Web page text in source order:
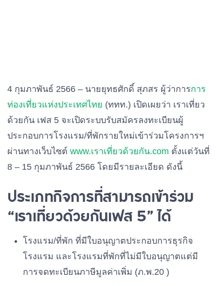
4 กุมภาพันธ์ 2566 – นายยุทธศักดิ์ สุภสร ผู้ว่าการการ
ท่องเที่ยวแห่งประเทศไทย (ททท.) เปิดเผยว่า เราเที่ยว
ด้วยกัน เฟส 5 จะเปิดระบบรับสมัครลงทะเบียนผู้
ประกอบการโรงแรม/ที่พักรายใหม่เข้าร่วมโครงการฯ
ผ่านทางเว็บไซต์ www.เราเที่ยวด้วยกัน.com ตั้งแต่วันที่
8 – 15 กุมภาพันธ์ 2566 โดยมีรายละเอียด ดังนี้
ประเภทกิจการที่สามารถเข้าร่วม
“เราเที่ยวด้วยกันเฟส 5” ได้
โรงแรม/ที่พัก ที่มีใบอนุญาตประกอบการธุรกิจ
โรงแรม และโรงแรมที่พักที่ไม่มีใบอนุญาตแต่มี
การจดทะเบียนภาษีมูลค่าเพิ่ม (ภ.พ.20 )